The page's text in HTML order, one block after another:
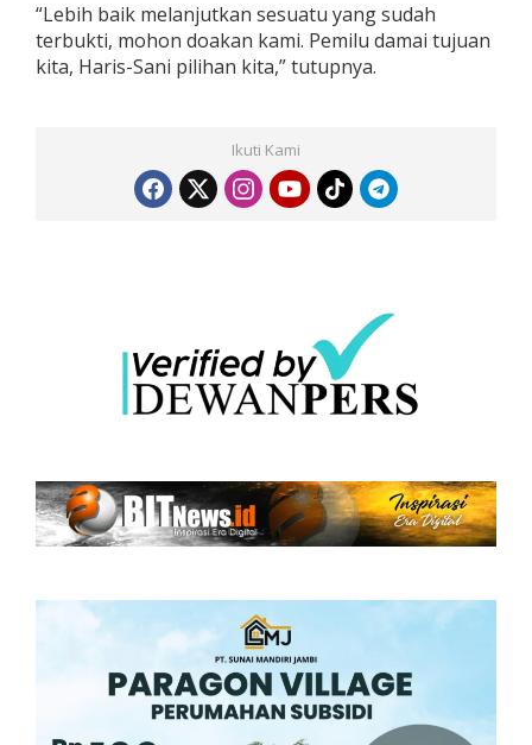
“Lebih baik melanjutkan sesuatu yang sudah
terbukti, mohon doakan kami. Pemilu damai tujuan
kita, Haris-Sani pilihan kita,” tutupnya.
Ikuti Kami